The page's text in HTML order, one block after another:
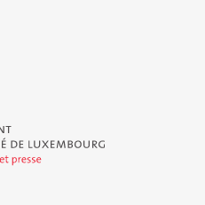
de Luxembourg - Service